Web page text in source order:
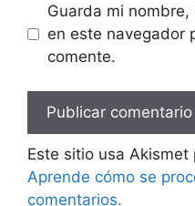
Guarda mi
en este navegador
comente.
Este sitio usa
Aprende cómo se
comentarios.